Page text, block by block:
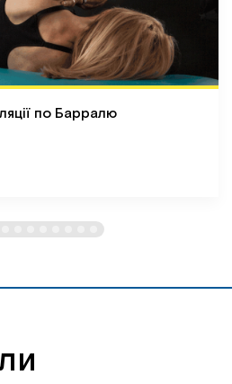
по Барралю